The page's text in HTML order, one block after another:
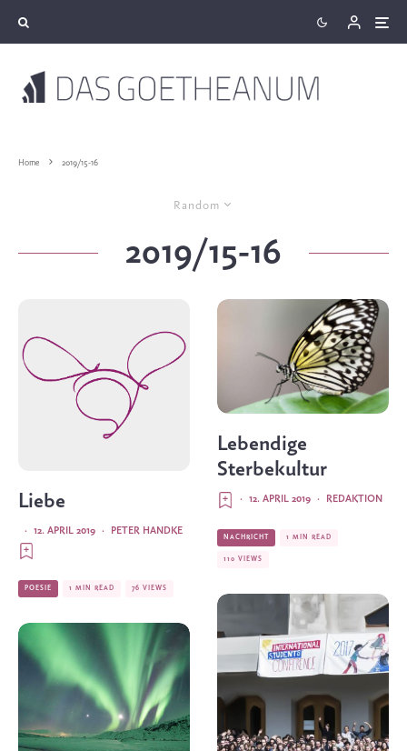
Home 2019/15-16
Random
2019/15-16
Liebe
PETER HANDKE
·
12. APRIL 2019
·
POESIE 1 MIN READ 76 VIEWS
Lebendige
Sterbekultur
REDAKTION
·
12. APRIL 2019
·
NACHRICHT 1 MIN READ
110 VIEWS